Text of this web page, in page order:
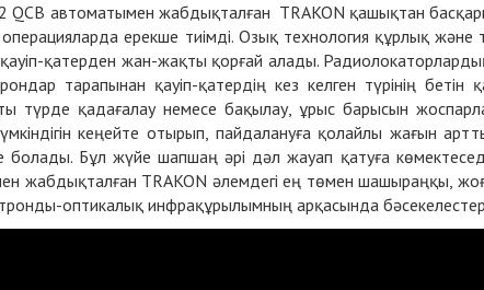
QCB автоматымен жабдықталған TRAKON қашықтан
ерекше тиімді. Озық технология құрлық
қауіп-қатерден жан-жақты қорғай алады.
тарапынан қауіп-қатердің кез келген түрінің бетін
түрде қадағалау немесе бақылау, ұрыс барысын
кеңейте отырып, пайдалануға қолайлы жағын
болады. Бұл жүйе шапшаң әрі дәл жауап қатуға
жабдықталған TRAKON әлемдегі ең төмен шашыраңқы,
оптикалық инфрақұрылымның арқасында